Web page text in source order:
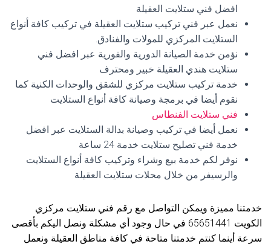
افضل فني ستلايت العقيلة
نعمل عبر فني تركيب ستلايت العقيلة في تركيب كافة أنواع
الستلايت المركزي للمولات والفنادق.
نؤمن خدمة الصيانة الدورية والفورية عبر افضل فني
ستلايت هندي العقيلة خبير ومحترف
خدمة تركيب ستلايت مركزي للشقق والوحدات الكنية كما
نقوم أيضا في برمجة وصيانة كافة أنواع الستلايت
فني ستلايت الفنطاس
نعمل أيضا في تركيب وصيانة بدالة الستلايت عبر افضل
خدمة فني تصليح ستلايت خدمة 24 ساعة
نوفر لكم خدمة بيع وشراء وتركيب كافة أنواع الستلايت
والرسيفر من خلال محلات ستلايت العقيلة
خدمتنا مميزة ويمكن التواصل مع رقم فني ستلايت مركزي
الكويت 65651441 في حال وجود أي مشكلة ونصل اليكم بأقصى
سرعة أينما كنتم خدمتنا متاحة في كافة مناطق العقيلة ونعمل